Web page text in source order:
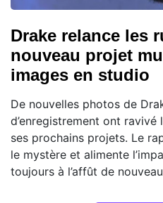
Drake relance les
nouveau projet
images en studio
De nouvelles photos de
d’enregistrement ont
ses prochains projets. Le
le mystère et alimente
toujours à l’affût de